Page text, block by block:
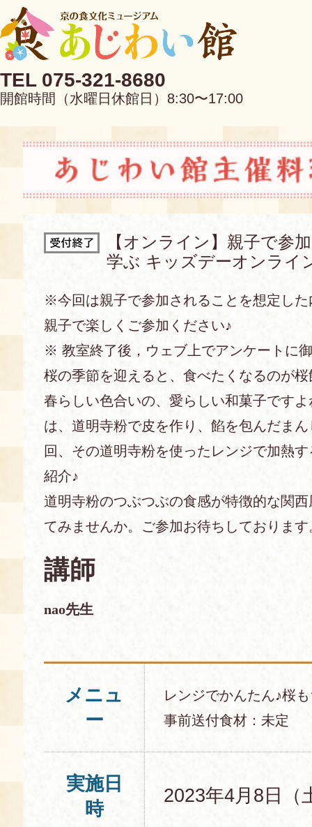
TEL 075-321-8680
開館時間（水曜日休館日）8:30〜17:00
EN 中文
あじわい館とは
京の食文化について
アクセス
FAQ
料理教室
募集中の教室
キャンセル・ご変更
展示室
展示室のご紹介
お土産コーナー
レンタル
使用料・お支払い方法
食の語り部の部屋
展示見学
講演会付き料理教室
【オンライン】親子で参
学ぶ キッズデーオンライ
※今回は親子で参加されることを想定し
親子で楽しくご参加ください♪
※ 教室終了後，ウェブ上でアンケートに
桜の季節を迎えると、食べたくなるのが桜
春らしい色合いの、愛らしい和菓子です
は、道明寺粉で皮を作り、餡を包んだま
回、その道明寺粉を使ったレンジで加熱
紹介♪
道明寺粉のつぶつぶの食感が特徴的な関
てみませんか。ご参加お待ちしております
講師
nao先生
メニュ
ー
レンジでかんたん♪桜
事前送付食材：未定
実施日
時
2023年4月8日（